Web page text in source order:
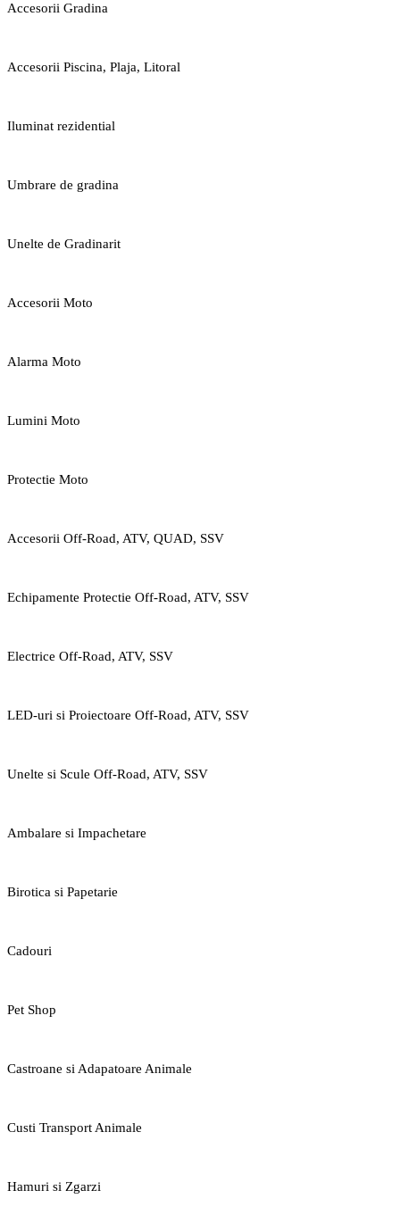
Accesorii Gradina
Accesorii Piscina, Plaja, Litoral
Iluminat rezidential
Umbrare de gradina
Unelte de Gradinarit
Accesorii Moto
Alarma Moto
Lumini Moto
Protectie Moto
Accesorii Off-Road, ATV, QUAD, SSV
Echipamente Protectie Off-Road, ATV, SSV
Electrice Off-Road, ATV, SSV
LED-uri si Proiectoare Off-Road, ATV, SSV
Unelte si Scule Off-Road, ATV, SSV
Ambalare si Impachetare
Birotica si Papetarie
Cadouri
Pet Shop
Castroane si Adapatoare Animale
Custi Transport Animale
Hamuri si Zgarzi